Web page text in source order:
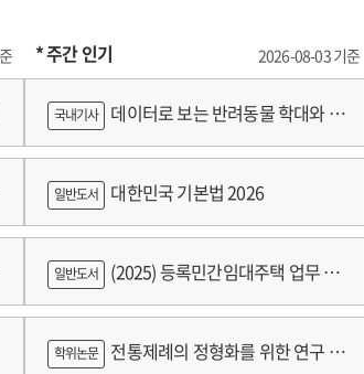
* 주간 인기 2026-08-03 기준
국내기사 데이터로 보는 반려동물 학대와 분
쟁
일반도서 대한민국 기본법 2026
일반도서 (2025) 등록민간임대주택 업무 편
람
학위논문 전통제례의 정형화를 위한 연구 :